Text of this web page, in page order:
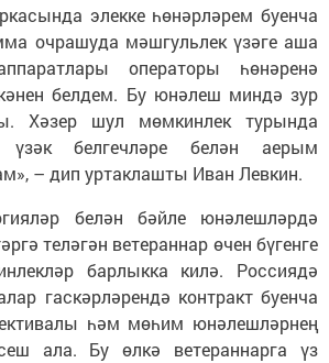
элекке һөнәрләрем буенча
очрашуда мәшгульлек үзәге аша
операторы һөнәренә
белдем. Бу юнәлеш миндә зур
Хәзер шул мөмкинлек турында
белгечләре белән аерым
– дип уртаклашты Иван Левкин.
белән бәйле юнәлешләрдә
теләгән ветераннар өчен бүгенге
барлыкка килә. Россиядә
гаскәрләрендә контракт буенча
һәм мөһим юнәлешләрнең
ала. Бу өлкә ветераннарга үз